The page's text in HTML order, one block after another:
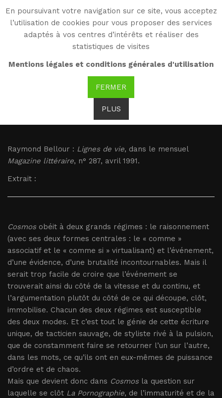
En poursuivant votre navigation sur ce site, vous acceptez
l’utilisation de cookies pour vous proposer des services
adaptés à vos centres d’intérêts et réaliser des
statistiques de visites
Mentions légales et conditions générales d'utilisation
FERMER
PLUS
WG
Witold Gombrowicz
Bellour : Lignes de vie
Raymond Bellour : Lignes de vie, dans le mensuel
Magazine littéraire, n° 287, avril 1991.
Extrait :
Cosmosobéit à deux grands régimes : le raisonnement
(avec ses deux formes centrales : le « comme »
associatif et le « comme si » virtualisant) et l’événement,
d’une évidence, d’une brutalité incontournables. Mais il
serait trop facile de croire que l’événement se
trouverait ainsi du côté de la vitesse et du continu, et
l’argumentation plutôt du côté de ce qui découpe, clôt,
immobilise. Chacun des deux régimes est susceptible
des deux modes. Et c’est tout le génie de cette écriture
unique, de tacticien sauvage, de styliste rivé à la pulsion,
que de constamment faire se retourner l’un sur l’autre,
dans les mots, ce qu’ils ont en eux-mêmes de puissance
d’ordre et de chaos.
Mais que devient donc dans Cosmosla question sur
laquelle se clôt La Pornographie, de l’immaturité et de la